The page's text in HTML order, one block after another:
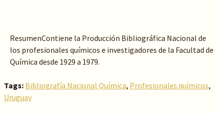
ResumenContiene la Producción Bibliográfica Nacional de
los profesionales químicos e investigadores de la Facultad de
Química desde 1929 a 1979.
Tags: Bibliografía Nacional Química, Profesionales químicos,
Uruguay